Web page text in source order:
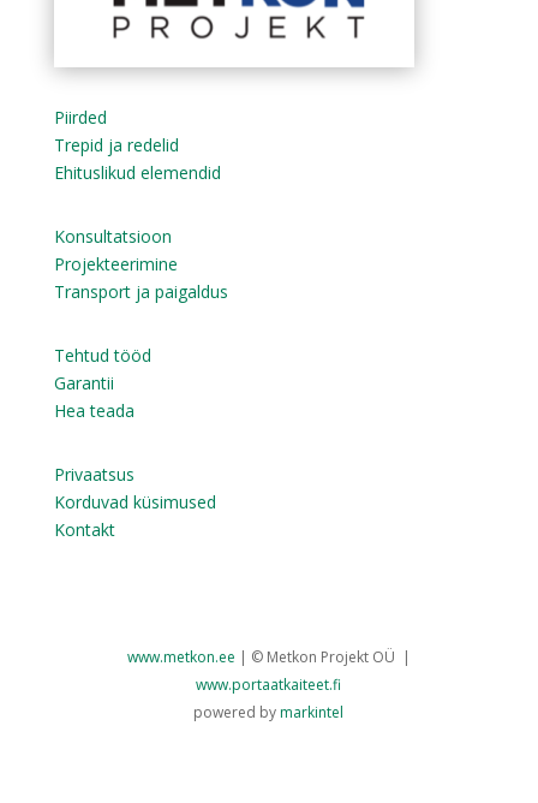
Piirded
Trepid ja redelid
Ehituslikud elemendid
Konsultatsioon
Projekteerimine
Transport ja paigaldus
Tehtud tööd
Garantii
Hea teada
Privaatsus
Korduvad küsimused
Kontakt
www.metkon.ee | © Metkon Projekt OÜ |
www.portaatkaiteet.fi
powered bymarkintel